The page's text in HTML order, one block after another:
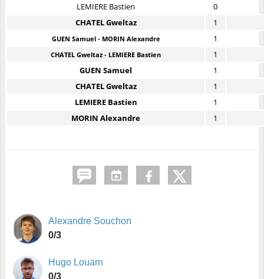
LEMIERE Bastien
0
CHATEL Gweltaz
1
GUEN Samuel - MORIN Alexandre 1
CHATEL Gweltaz - LEMIERE Bastien
1
GUEN Samuel
1
CHATEL Gweltaz
1
LEMIERE Bastien
1
MORIN Alexandre
1
Alexandre Souchon
0/3
Hugo Louarn
0/3